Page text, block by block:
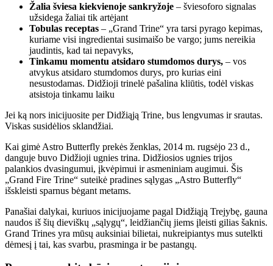
Žalia šviesa kiekvienoje sankryžoje – šviesoforo signalas
užsidega žaliai tik artėjant
Tobulas receptas – „Grand Trine“ yra tarsi pyrago kepimas,
kuriame visi ingredientai susimaišo be vargo; jums nereikia
jaudintis, kad tai nepavyks,
Tinkamu momentu atsidaro stumdomos durys, – vos
atvykus atsidaro stumdomos durys, pro kurias eini
nesustodamas. Didžioji trinelė pašalina kliūtis, todėl viskas
atsistoja tinkamu laiku
Jei ką nors inicijuosite per Didžiąją Trine, bus lengvumas ir srautas.
Viskas susidėlios sklandžiai.
Kai gimė Astro Butterfly prekės ženklas, 2014 m. rugsėjo 23 d.,
danguje buvo Didžioji ugnies trina. Didžiosios ugnies trijos
palankios dvasingumui, įkvėpimui ir asmeniniam augimui. Šis
„Grand Fire Trine“ suteikė pradines sąlygas „Astro Butterfly“
išskleisti sparnus bėgant metams.
Panašiai dalykai, kuriuos inicijuojame pagal Didžiąją Trejybę, gauna
naudos iš šių dieviškų „sąlygų“, leidžiančių jiems įleisti gilias šaknis.
Grand Trines yra mūsų auksiniai bilietai, nukreipiantys mus sutelkti
dėmesį į tai, kas svarbu, prasminga ir be pastangų.